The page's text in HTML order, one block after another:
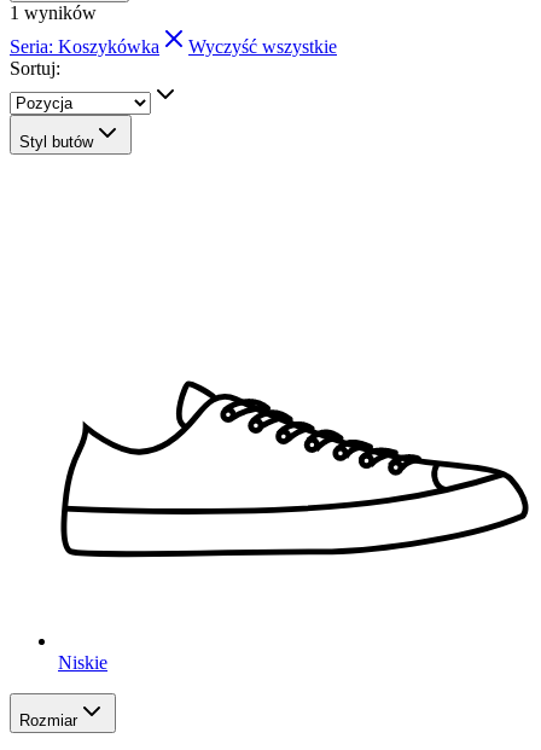
1 wyników
Seria: Koszykówka
Wyczyść wszystkie
Sortuj:
Styl butów
Niskie
Rozmiar